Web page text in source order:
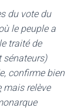
du vote du
le peuple a
traité de
sénateurs)
confirme bien
mais relève